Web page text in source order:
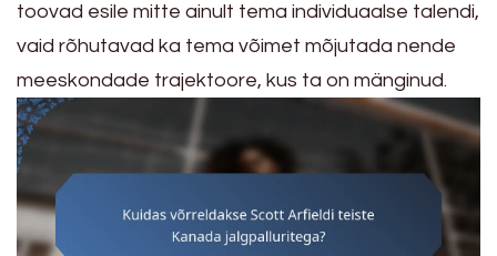
toovad esile mitte ainult tema individuaalse talendi,
vaid rõhutavad ka tema võimet mõjutada nende
meeskondade trajektoore, kus ta on mänginud.